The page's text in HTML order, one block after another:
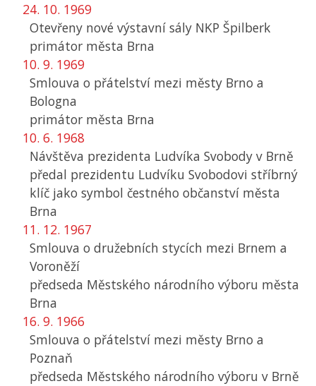
24. 10. 1969
Otevřeny nové výstavní sály NKP Špilberk
primátor města Brna
10. 9. 1969
Smlouva o přátelství mezi městy Brno a
Bologna
primátor města Brna
10. 6. 1968
Návštěva prezidenta Ludvíka Svobody v Brně
předal prezidentu Ludvíku Svobodovi stříbrný
klíč jako symbol čestného občanství města
Brna
11. 12. 1967
Smlouva o družebních stycích mezi Brnem a
Voroněží
předseda Městského národního výboru města
Brna
16. 9. 1966
Smlouva o přátelství mezi městy Brno a
Poznaň
předseda Městského národního výboru v Brně